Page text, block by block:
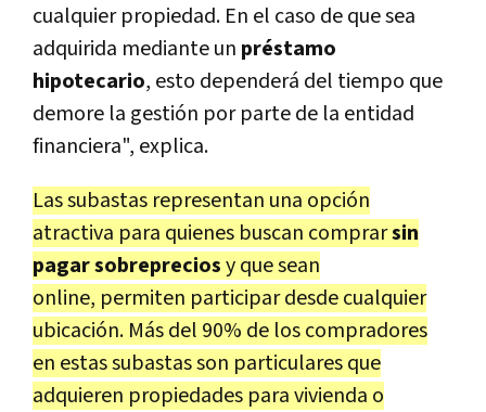
cualquier propiedad. En el caso de que sea
adquirida mediante un préstamo
hipotecario, esto dependerá del tiempo que
demore la gestión por parte de la entidad
financiera", explica.
Las subastas representan una opción
atractiva para quienes buscan comprarsin
pagar sobrepreciosy que sean
online, permiten participar desde cualquier
ubicación. Más del 90% de los compradores
en estas subastas son particulares que
adquieren propiedades para vivienda o